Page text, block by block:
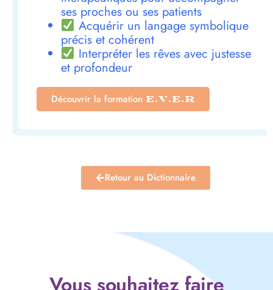
ses proches ou ses patients
Acquérir un langage symbolique
précis et cohérent
Interpréter les rêves avec justesse
et profondeur
Découvrir la formation E.V.E.R
Retour au Dictionnaire